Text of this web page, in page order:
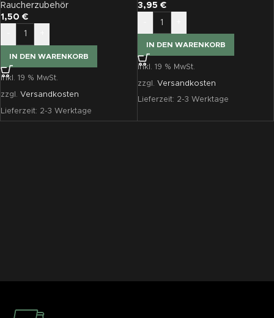
Raucherzubehör
1,50 €
IN DEN WARENKORB
inkl. 19 % MwSt.
zzgl. Versandkosten
Lieferzeit: 2-3 Werktage
3,95 €
IN DEN WARENKORB
inkl. 19 % MwSt.
zzgl. Versandkosten
Lieferzeit: 2-3 Werktage